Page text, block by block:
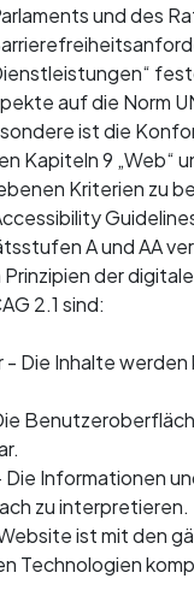
und des
auf die Norm
ist die
Kapiteln 9 „Web“
Kriterien zu
A und AA
der
2.1 sind:
- Die Inhalte werden
Die Informationen
zu interpretieren.
ist mit den
Technologien